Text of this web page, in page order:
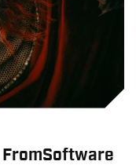
FromSoftware